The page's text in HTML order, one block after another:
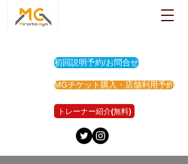
初回説明予約/お問合せ
MGチケット購入・店舗利用予約
トレーナー紹介(無料)